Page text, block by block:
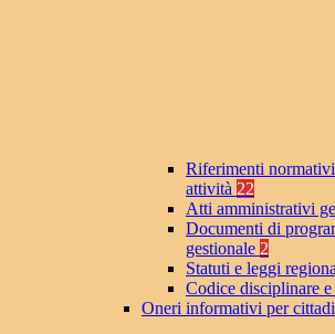
Riferimenti
attività 22
Atti amministrativi
Documenti di
gestionale 2
Statuti e leggi
Codice disciplinare
Oneri informativi per